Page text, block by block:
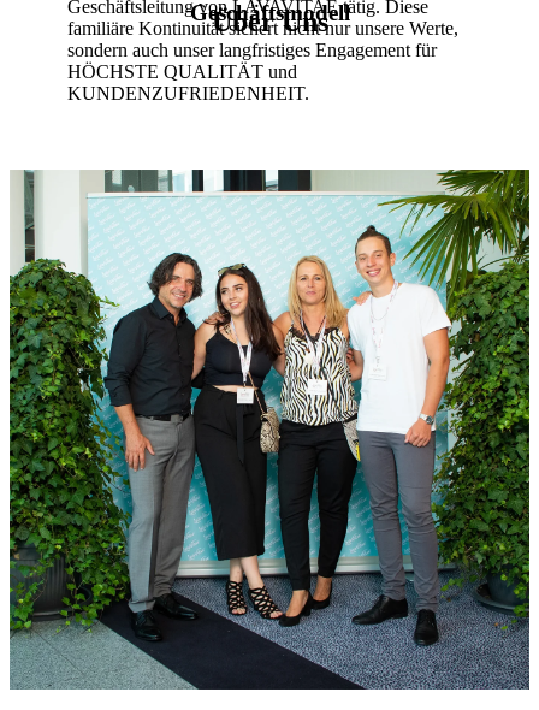
Über Uns
Geschäftsleitung von LAVAVITAE tätig. Diese
familiäre Kontinuität sichert nicht nur unsere Werte,
sondern auch unser langfristiges Engagement für
HÖCHSTE QUALITÄT und
KUNDENZUFRIEDENHEIT.
Geschäftsmodell